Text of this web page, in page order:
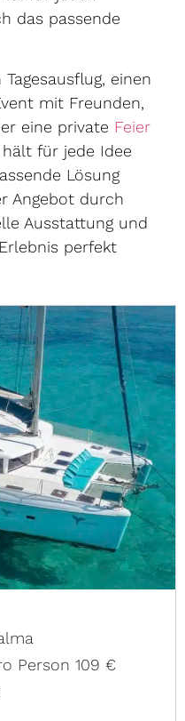
das passende
einen
mit Freunden,
eine private Feier
für jede Idee
Lösung
Angebot durch
Ausstattung und
perfekt
Person 109 €